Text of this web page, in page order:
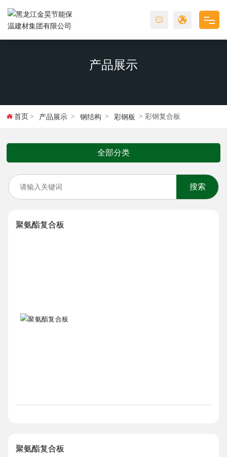
产品展示
招商加盟
产品展示
首页 产品展示 钢结构 彩钢板 彩钢复合板
全部分类
搜索
聚氨酯复合板
聚氨酯复合板